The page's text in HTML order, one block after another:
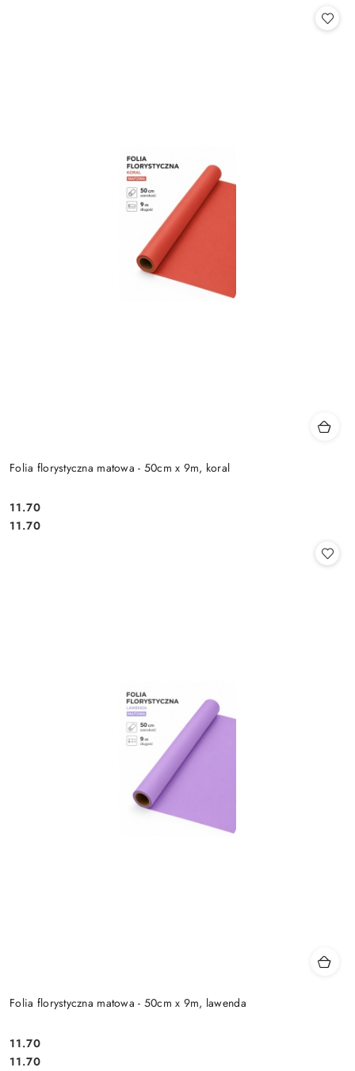
Folia florystyczna matowa - 50cm x 9m, koral
Cena:
11.70
Cena:
11.70
Folia florystyczna matowa - 50cm x 9m, lawenda
Cena:
11.70
Cena:
11.70